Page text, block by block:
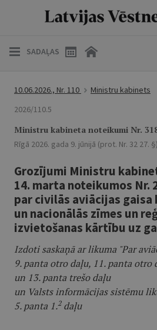
SADAĻAS
10.06.2026., Nr. 110
Ministru kabinets
2026/110.5
Ministru kabineta noteikumi Nr.
Rīgā 2026. gada 9. jūnijā (prot. Nr. 32 27. §)
Grozījumi Ministru
14. marta noteikumos Nr.
par civilās aviācijas
un nacionālās zīmes un
izvietošanas kārtību uz
Izdoti saskaņā ar likuma "Par
9. panta otro daļu, 11. panta otro
un 13. panta trešo daļu
un Valsts informācijas sistēmu
5. panta 1.2daļu